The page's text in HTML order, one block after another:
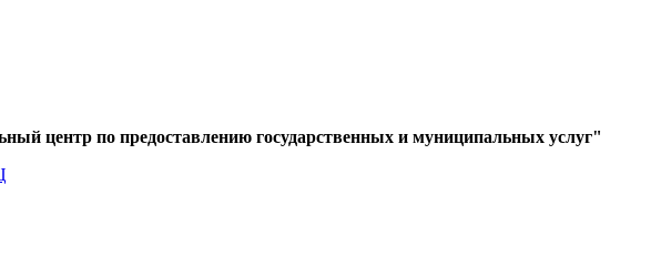
центр по предоставлению государственных и муниципальных услуг"